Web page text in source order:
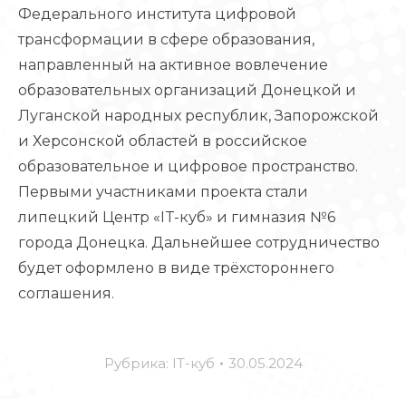
Федерального института цифровой
трансформации в сфере образования,
направленный на активное вовлечение
образовательных организаций Донецкой и
Луганской народных республик, Запорожской
и Херсонской областей в российское
образовательное и цифровое пространство.
Первыми участниками проекта стали
липецкий Центр «IT-куб» и гимназия №6
города Донецка. Дальнейшее сотрудничество
будет оформлено в виде трёхстороннего
соглашения.
Рубрика: IT-куб 30.05.2024